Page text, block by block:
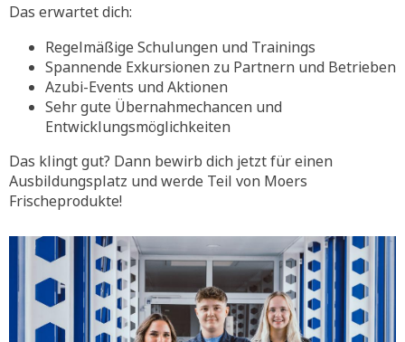
Das erwartet dich:
Regelmäßige Schulungen und Trainings
Spannende Exkursionen zu Partnern und Betrieben
Azubi-Events und Aktionen
Sehr gute Übernahmechancen und
Entwicklungsmöglichkeiten
Das klingt gut? Dann bewirb dich jetzt für einen
Ausbildungsplatz und werde Teil von Moers
Frischeprodukte!